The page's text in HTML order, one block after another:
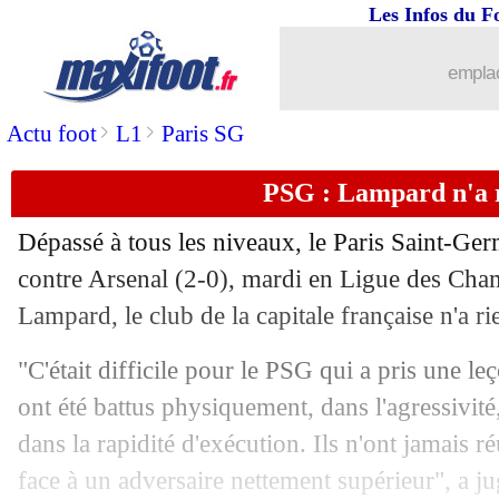
Actu foot> L1 > Paris SG
Les Infos du
PSG : Lampard n'a
Dépassé à tous les niveaux, le Paris Saint-
contre Arsenal (2-0), mardi en Ligue des
Lampard, le club de la capitale française n'a
"C'était difficile pour le PSG qui a pris une
ont été battus physiquement, dans
dans la rapidité d'exécution. Ils n'ont jamais
face à un adversaire nettement supérieur", a
Barça : Gavi, Flick s'en frotte les
02/10 Man Utd: Ten Hag réclame de la
02/10 Sénégal: c'est fini pour A. Cissé
02/10 PSG: Zaïre-Emery a eu son bac
02/10
02/10 EdF: Domenech amer pour
Man Utd : les grandes annonces de